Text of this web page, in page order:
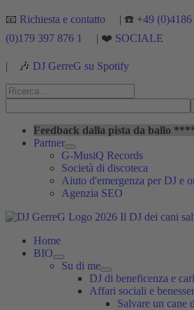
Vai
contenuto
📧 Richiesta e contatto | ☎️ +49
(0)179 397 876 1
| ❤️ SOCIALE
| 🎶 DJ GerreG su Spotify
Cerca:
Feedback dalla pista da ballo
Partner
G-MusiQ Records
Società di discoteca
Aiuto d'emergenza per DJ e
Agenzia SEO
Home
BIO
Su di me
DJ di beneficenza e
Affari sociali e
Salvare un cane